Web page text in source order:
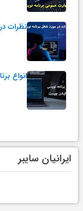
نظرات
انواع
ایرانیان سایبر